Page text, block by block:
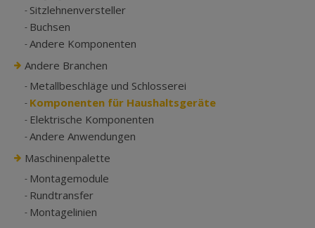
Sitzlehnenversteller
Buchsen
Andere Komponenten
Andere Branchen
Metallbeschläge und Schlosserei
Komponenten für Haushaltsgeräte
Elektrische Komponenten
Andere Anwendungen
Maschinenpalette
Montagemodule
Rundtransfer
Montagelinien